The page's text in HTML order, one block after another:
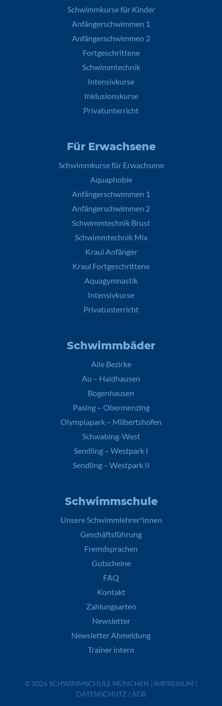
Schwimmkurse für Kinder
Anfängerschwimmen 1
Anfängerschwimmen 2
Fortgeschrittene
Schwimmtechnik
Intensivkurse
Inklusionskurse
Privatunterricht
Für Erwachsene
Schwimmkurse für Erwachsene
Aquaphobie
Anfängerschwimmen 1
Anfängerschwimmen 2
Schwimmtechnik Brust
Schwimmtechnik Mix
Kraul Anfänger
Kraul Fortgeschrittene
Aquagymnastik
Intensivkurse
Privatunterricht
Schwimmbäder
Alle Bezirke
Au – Haidhausen
Bogenhausen
Pasing – Obermenzing
Olympiapark – Milbertshofen
Schwabing-West
Sendling – Westpark I
Sendling – Westpark II
Schwimmschule
Unsere Schwimmlehrer*innen
Geschäftsführung
Fremdsprachen
Gutscheine
FAQ
Kontakt
Zahlungsarten
Newsletter
Newsletter Abmeldung
Trainer intern
© 2026 SCHWIMMSCHULE MÜNCHEN | IMPRESSUM |
DATENSCHUTZ | AGB